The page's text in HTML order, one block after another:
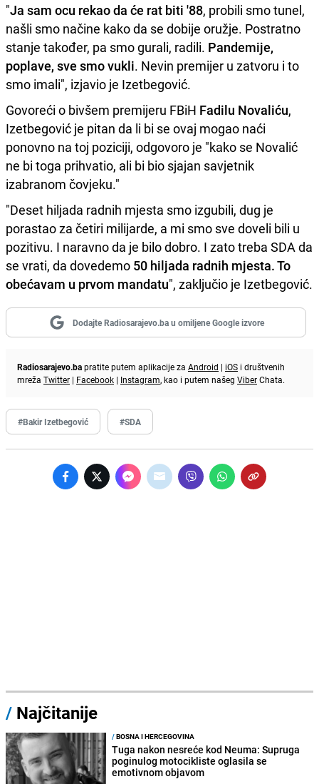
"Ja sam ocu rekao da će rat biti '88, probili smo tunel,
našli smo načine kako da se dobije oružje. Postratno
stanje također, pa smo gurali, radili. Pandemije,
poplave, sve smo vukli. Nevin premijer u zatvoru i to
smo imali", izjavio je Izetbegović.
Govoreći o bivšem premijeru FBiH Fadilu Novaliću,
Izetbegović je pitan da li bi se ovaj mogao naći
ponovno na toj poziciji, odgovoro je "kako se Novalić
ne bi toga prihvatio, ali bi bio sjajan savjetnik
izabranom čovjeku."
"Deset hiljada radnih mjesta smo izgubili, dug je
porastao za četiri milijarde, a mi smo sve doveli bili u
pozitivu. I naravno da je bilo dobro. I zato treba SDA da
se vrati, da dovedemo 50 hiljada radnih mjesta. To
obećavam u prvom mandatu", zaključio je Izetbegović.
Dodajte Radiosarajevo.ba u omiljene Google izvore
Radiosarajevo.bapratite putem aplikacije za Android | iOS i društvenih
mreža Twitter | Facebook | Instagram, kao i putem našeg ViberChata.
#Bakir Izetbegović #SDA
/ Najčitanije
/BOSNA I HERCEGOVINA
Tuga nakon nesreće kod Neuma: Supruga
poginulog motocikliste oglasila se
emotivnom objavom